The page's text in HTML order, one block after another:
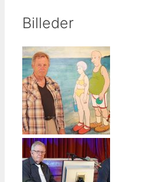
Billeder